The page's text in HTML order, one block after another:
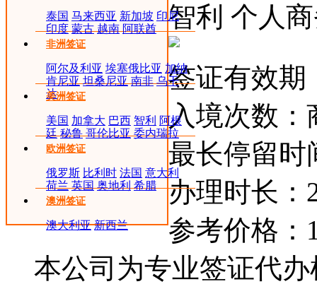
泰国 马来西亚 新加坡 印尼
印度 蒙古 越南 阿联酋
非洲签证
阿尔及利亚 埃塞俄比亚 加纳
肯尼亚 坦桑尼亚 南非 乌干
达
美洲签证
美国 加拿大 巴西 智利 阿根
廷 秘鲁 哥伦比亚 委内瑞拉
欧洲签证
俄罗斯 比利时 法国 意大利
荷兰 英国 奥地利 希腊
澳洲签证
澳大利亚 新西兰
智利 个人
签证有效期
入境次数：
最长停留时
办理时长：
参考价格：
本公司为专业签证代